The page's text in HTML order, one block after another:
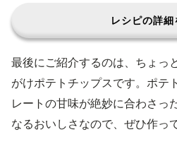
レシピの詳細
最後にご紹介するのは、ちょっ
がけポテトチップスです。ポテ
レートの甘味が絶妙に合わさっ
なるおいしさなので、ぜひ作っ